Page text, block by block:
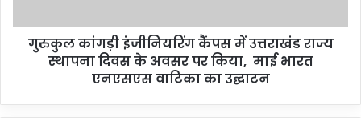
गुरुकुल कांगड़ी इंजीनियरिंग कैंपस में उत्तराखंड राज्य
स्थापना दिवस के अवसर पर किया, माई भारत
एनएसएस वाटिका का उद्घाटन